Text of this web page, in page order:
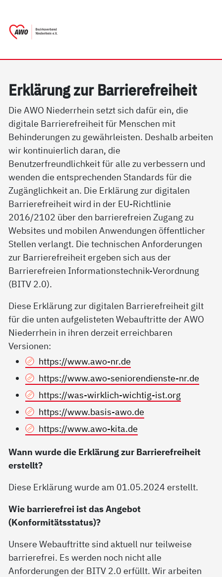
Erklärung zur Barrierefreiheit
Die AWO Niederrhein setzt sich dafür ein, die
digitale Barrierefreiheit für Menschen mit
Behinderungen zu gewährleisten. Deshalb arbeiten
wir kontinuierlich daran, die
Benutzerfreundlichkeit für alle zu verbessern und
wenden die entsprechenden Standards für die
Zugänglichkeit an. Die Erklärung zur digitalen
Barrierefreiheit wird in der EU-Richtlinie
2016/2102 über den barrierefreien Zugang zu
Websites und mobilen Anwendungen öffentlicher
Stellen verlangt. Die technischen Anforderungen
zur Barrierefreiheit ergeben sich aus der
Barrierefreien Informationstechnik-Verordnung
(BITV 2.0).
Diese Erklärung zur digitalen Barrierefreiheit gilt
für die unten aufgelisteten Webauftritte der AWO
Niederrhein in ihren derzeit erreichbaren
Versionen:
https://www.awo-nr.de
https://www.awo-seniorendienste-nr.de
https://was-wirklich-wichtig-ist.org
https://www.basis-awo.de
https://www.awo-kita.de
Wann wurde die Erklärung zur Barrierefreiheit
erstellt?
Diese Erklärung wurde am 01.05.2024 erstellt.
Wie barrierefrei ist das Angebot
(Konformitätsstatus)?
Unsere Webauftritte sind aktuell nur teilweise
barrierefrei. Es werden noch nicht alle
Anforderungen der BITV 2.0 erfüllt. Wir arbeiten